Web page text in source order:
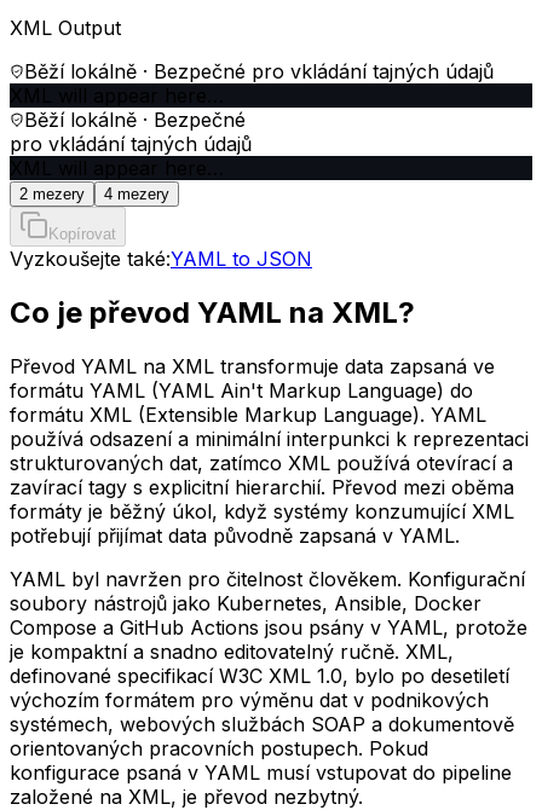
XML Output
Běží lokálně · Bezpečné pro vkládání tajných údajů
Běží lokálně · Bezpečné
pro vkládání tajných údajů
2 mezery 4 mezery
Kopírovat
Vyzkoušejte také:YAML to JSON
Co je převod YAML na XML?
Převod YAML na XML transformuje data zapsaná ve
formátu YAML (YAML Ain't Markup Language) do
formátu XML (Extensible Markup Language). YAML
používá odsazení a minimální interpunkci k reprezentaci
strukturovaných dat, zatímco XML používá otevírací a
zavírací tagy s explicitní hierarchií. Převod mezi oběma
formáty je běžný úkol, když systémy konzumující XML
potřebují přijímat data původně zapsaná v YAML.
YAML byl navržen pro čitelnost člověkem. Konfigurační
soubory nástrojů jako Kubernetes, Ansible, Docker
Compose a GitHub Actions jsou psány v YAML, protože
je kompaktní a snadno editovatelný ručně. XML,
definované specifikací W3C XML 1.0, bylo po desetiletí
výchozím formátem pro výměnu dat v podnikových
systémech, webových službách SOAP a dokumentově
orientovaných pracovních postupech. Pokud
konfigurace psaná v YAML musí vstupovat do pipeline
založené na XML, je převod nezbytný.